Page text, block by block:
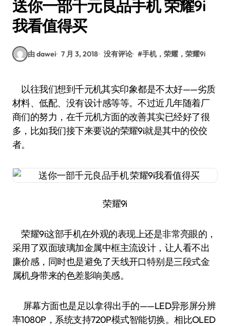
送你一部千元良品手机 荣耀9i
我看值得买
由 dawei 7 月 3, 2018 没有评论 #手机，荣耀，荣耀9i
以往我们想到千元机其实印象都是不太好——劣质
材料、低配、没有设计感等等。不过近几年随着厂
商们的努力，在千元机方面的改善其实已经好了很
多，比如我们接下来要说的荣耀9i就是其中的佼佼
者。
荣耀9i
荣耀9i这部手机在外观的表现上还是非常亮眼的，
采用了双面玻璃加金属中框主流设计，让人看不出
廉价感，同时也是避免了天线开口特别是三段式金
属机身带来的色差影响美感。
屏幕方面也是足以拿得出手的——LED异形屏分辨
率1080P，系统支持720P模式智能切换。相比OLED